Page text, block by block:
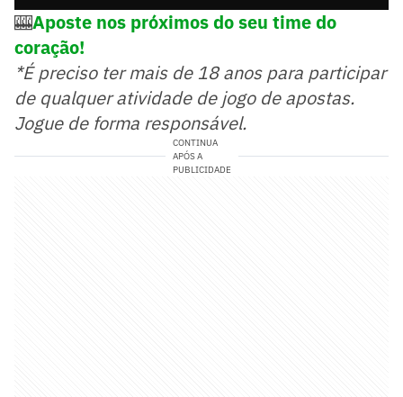
🎰Aposte nos próximos do seu time do
coração!
*É preciso ter mais de 18 anos para participar
de qualquer atividade de jogo de apostas.
Jogue de forma responsável.
CONTINUA
APÓS A
PUBLICIDADE